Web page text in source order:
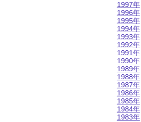
1997年
1996年
1995年
1994年
1993年
1992年
1991年
1990年
1989年
1988年
1987年
1986年
1985年
1984年
1983年